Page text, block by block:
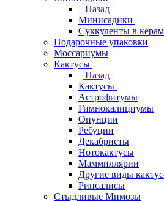
Назад
Минисадики
Суккуленты в
Подарочные упаковки
Моссариумы
Кактусы
Назад
Кактусы
Астрофитумы
Гимнокалициумы
Опунции
Ребуции
Декабристы
Нотокактусы
Маммиллярии
Другие виды
Рипсалисы
Стыдливые Мимозы